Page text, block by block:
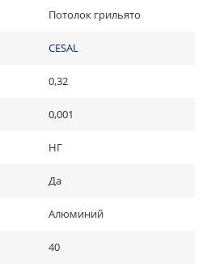
Потолок грильято
CESAL
0,32
0,001
НГ
Да
Алюминий
40